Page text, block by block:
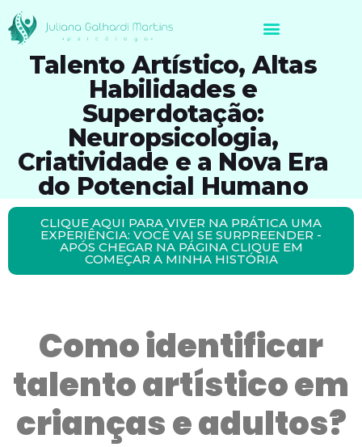
Talento Artístico, Altas
Habilidades e
Superdotação:
Neuropsicologia,
Criatividade e a Nova Era
do Potencial Humano
CLIQUE AQUI PARA VIVER NA PRÁTICA UMA
EXPERIÊNCIA: VOCÊ VAI SE SURPREENDER -
APÓS CHEGAR NA PÁGINA CLIQUE EM
COMEÇAR A MINHA HISTÓRIA
Como identificar
talento artístico em
crianças e adultos?